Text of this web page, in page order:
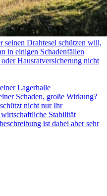
seinen Drahtesel schützen will,
in einigen Schadenfällen
Hausratversicherung nicht
Schaden, große Wirkung?
nicht nur Ihr
Stabilität
ist dabei aber sehr